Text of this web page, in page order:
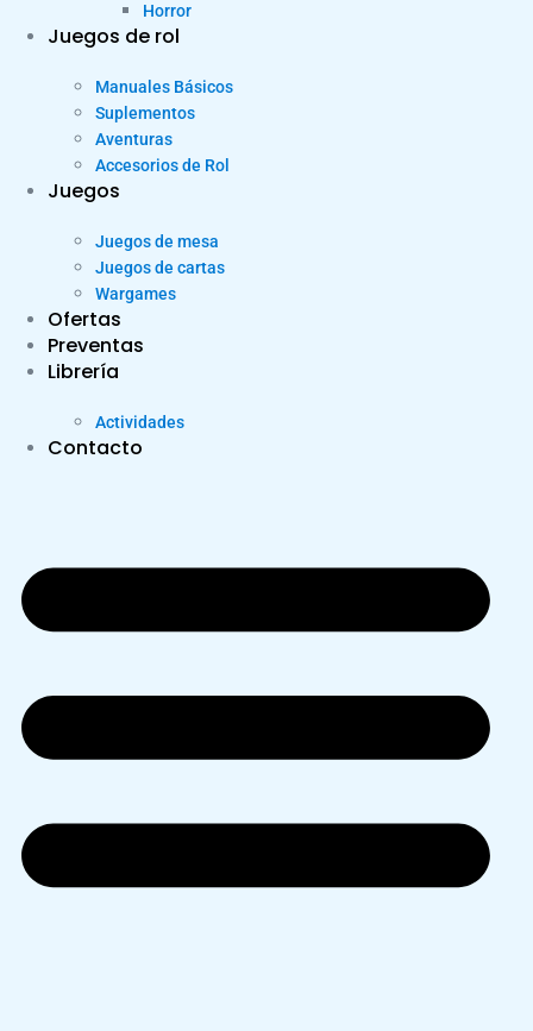
Horror
Juegos de rol
Manuales Básicos
Suplementos
Aventuras
Accesorios de Rol
Juegos
Juegos de mesa
Juegos de cartas
Wargames
Ofertas
Preventas
Librería
Actividades
Contacto